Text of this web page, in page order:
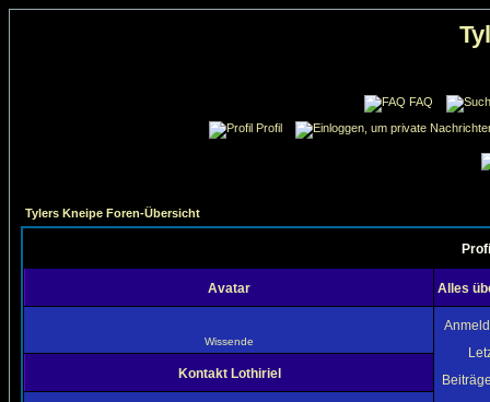
FAQ
Profil
Tylers Kneipe Foren-Übersicht
Avatar Alles
Wissende
Kontakt Lothiriel